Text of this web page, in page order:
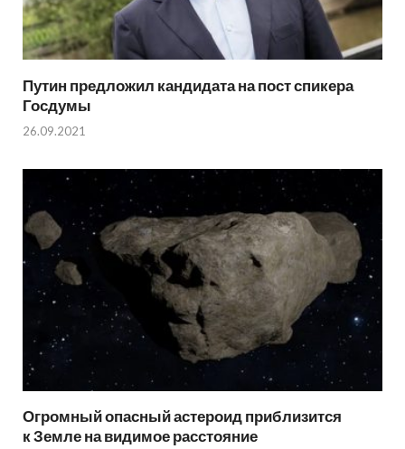
Путин предложил кандидата на пост спикера
Госдумы
26.09.2021
Огромный опасный астероид приблизится
к Земле на видимое расстояние